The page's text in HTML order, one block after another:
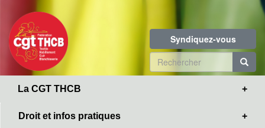
contenu
principal
Syndiquez-vous
Formulaire
de
La CGT THCB
Droit et infos pratiques